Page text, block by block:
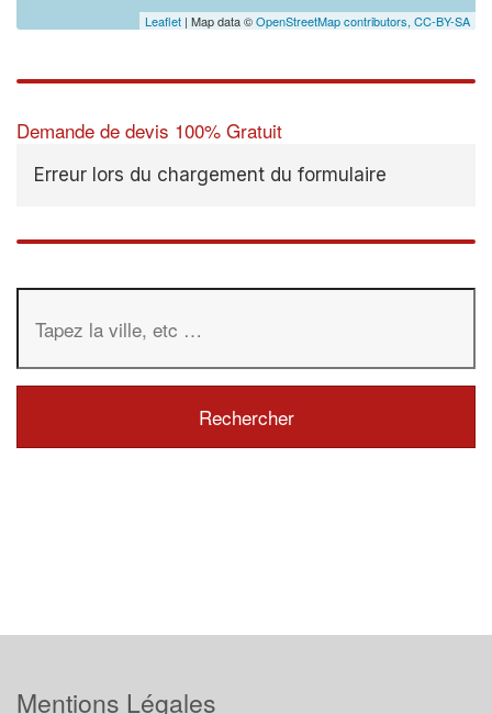
Leaflet | Map data ©OpenStreetMap contributors, CC-BY-SA
Demande de devis 100% Gratuit
Erreur lors du chargement du formulaire
Mentions Légales